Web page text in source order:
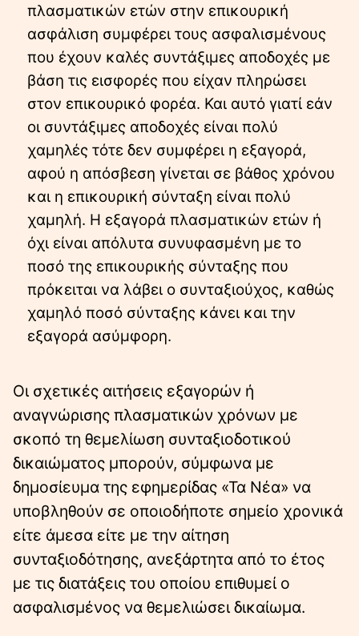
πλασματικών ετών στην επικουρική
ασφάλιση συμφέρει τους ασφαλισμένους
που έχουν καλές συντάξιμες αποδοχές με
βάση τις εισφορές που είχαν πληρώσει
στον επικουρικό φορέα. Και αυτό γιατί εάν
οι συντάξιμες αποδοχές είναι πολύ
χαμηλές τότε δεν συμφέρει η εξαγορά,
αφού η απόσβεση γίνεται σε βάθος χρόνου
και η επικουρική σύνταξη είναι πολύ
χαμηλή. Η εξαγορά πλασματικών ετών ή
όχι είναι απόλυτα συνυφασμένη με το
ποσό της επικουρικής σύνταξης που
πρόκειται να λάβει ο συνταξιούχος, καθώς
χαμηλό ποσό σύνταξης κάνει και την
εξαγορά ασύμφορη.
Οι σχετικές αιτήσεις εξαγορών ή
αναγνώρισης πλασματικών χρόνων με
σκοπό τη θεμελίωση συνταξιοδοτικού
δικαιώματος μπορούν, σύμφωνα με
δημοσίευμα της εφημερίδας «Τα Νέα» να
υποβληθούν σε οποιοδήποτε σημείο χρονικά
είτε άμεσα είτε με την αίτηση
συνταξιοδότησης, ανεξάρτητα από το έτος
με τις διατάξεις του οποίου επιθυμεί ο
ασφαλισμένος να θεμελιώσει δικαίωμα.